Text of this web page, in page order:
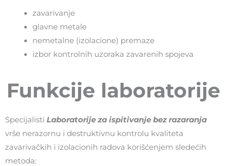
zavarivanje
glavne metale
nemetalne (izolacione) premaze
izbor kontrolnih uzoraka zavarenih spojeva
Funkcije laboratorije
Specijalisti Laboratorije za ispitivanje bez razaranja
vrše nerazornu i destruktivnu kontrolu kvaliteta
zavarivačkih i izolacionih radova korišćenjem sledećih
metoda: